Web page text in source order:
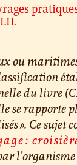
ou
du livre
se rapporte
». Ce
: